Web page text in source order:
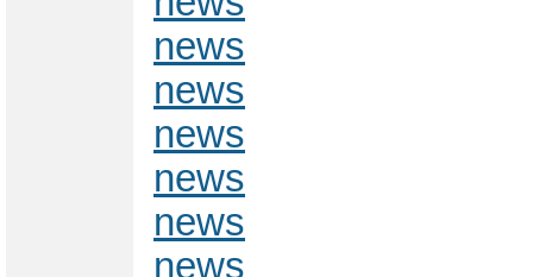
news
news
news
news
news
news